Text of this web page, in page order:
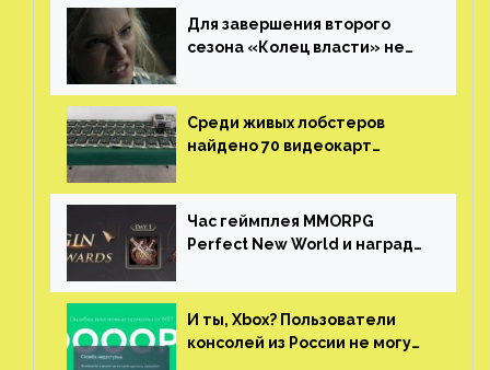
Для завершения второго
сезона «Колец власти» не
Среди живых лобстеров
найдено 70 видеокарт
китайской таможни
Час геймплея MMORPG
Perfect New World и награды
И ты, Xbox? Пользователи
консолей из России не могут